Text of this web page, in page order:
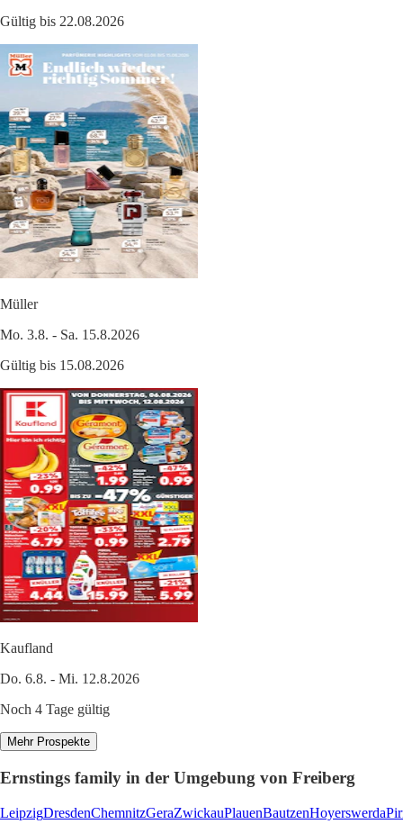
Gültig bis 22.08.2026
Müller
Mo. 3.8. - Sa. 15.8.2026
Gültig bis 15.08.2026
Kaufland
Do. 6.8. - Mi. 12.8.2026
Noch 4 Tage gültig
Mehr Prospekte
Ernstings family in der Umgebung von Freiberg
LeipzigDresdenChemnitzGeraZwickauPlauenBautzenHoyerswerda